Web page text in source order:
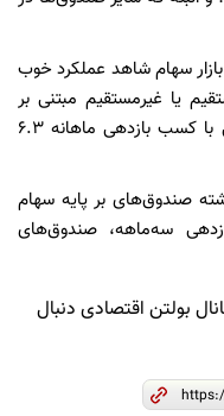
سهام شاهد عملکرد خوب
یا غیرمستقیم مبتنی بر
سهام هستند بودیم و صندوق‌های سهامی با کسب بازدهی ماهانه ٦.٣
صندوق‌های بر پایه سهام
سه‌ماهه، صندوق‌های
بولتن اقتصادی دنبال